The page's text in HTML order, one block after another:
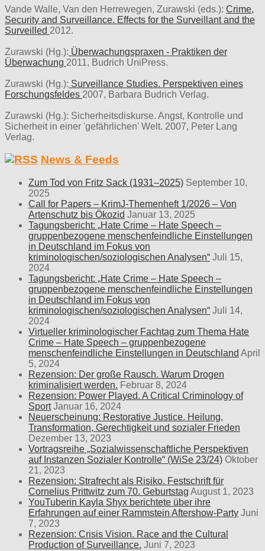
Vande Walle, Van den Herrewegen, Zurawski (eds.): Crime,
Security and Surveillance. Effects for the Surveillant and the
Surveilled 2012.
Zurawski (Hg.): Überwachungspraxen - Praktiken der
Überwachung 2011, Budrich UniPress.
Zurawski (Hg.): Surveillance Studies. Perspektiven eines
Forschungsfeldes 2007, Barbara Budrich Verlag.
Zurawski (Hg.): Sicherheitsdiskurse. Angst, Kontrolle und
Sicherheit in einer 'gefährlichen' Welt. 2007, Peter Lang
Verlag.
News & Feeds
Zum Tod von Fritz Sack (1931–2025) September 10,
2025
Call for Papers – KrimJ-Themenheft 1/2026 – Von
Artenschutz bis Ökozid Januar 13, 2025
Tagungsbericht: „Hate Crime – Hate Speech –
gruppenbezogene menschenfeindliche Einstellungen
in Deutschland im Fokus von
kriminologischen/soziologischen Analysen“ Juli 15,
2024
Tagungsbericht: „Hate Crime – Hate Speech –
gruppenbezogene menschenfeindliche Einstellungen
in Deutschland im Fokus von
kriminologischen/soziologischen Analysen“ Juli 14,
2024
Virtueller kriminologischer Fachtag zum Thema Hate
Crime – Hate Speech – gruppenbezogene
menschenfeindliche Einstellungen in Deutschland April
5, 2024
Rezension: Der große Rausch. Warum Drogen
kriminalisiert werden. Februar 8, 2024
Rezension: Power Played. A Critical Criminology of
Sport Januar 16, 2024
Neuerscheinung: Restorative Justice. Heilung,
Transformation, Gerechtigkeit und sozialer Frieden
Dezember 13, 2023
Vortragsreihe „Sozialwissenschaftliche Perspektiven
auf Instanzen Sozialer Kontrolle“ (WiSe 23/24) Oktober
21, 2023
Rezension: Strafrecht als Risiko. Festschrift für
Cornelius Prittwitz zum 70. Geburtstag August 1, 2023
YouTuberin Kayla Shyx berichtete über ihre
Erfahrungen auf einer Rammstein Aftershow-Party Juni
7, 2023
Rezension: Crisis Vision. Race and the Cultural
Production of Surveillance. Juni 7, 2023